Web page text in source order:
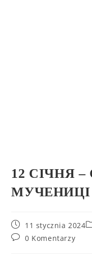
12 СІЧНЯ –
МУЧЕНИЦІ
11 stycznia 2024
0 Komentarzy